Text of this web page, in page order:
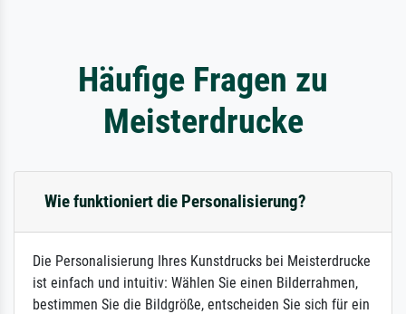
Häufige Fragen zu
Meisterdrucke
Wie funktioniert die Personalisierung?
Die Personalisierung Ihres Kunstdrucks bei Meisterdrucke
ist einfach und intuitiv: Wählen Sie einen Bilderrahmen,
bestimmen Sie die Bildgröße, entscheiden Sie sich für ein